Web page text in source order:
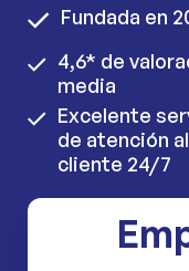
Fundada en
4,6* de
media
Excelente
de atención al
cliente 24/7